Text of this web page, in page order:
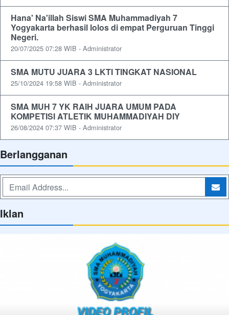
Hana' Na'illah Siswi SMA Muhammadiyah 7
Yogyakarta berhasil lolos di empat Perguruan Tinggi
Negeri.
20/07/2025 07:28 WIB - Administrator
SMA MUTU JUARA 3 LKTI TINGKAT NASIONAL
25/10/2024 19:58 WIB - Administrator
SMA MUH 7 YK RAIH JUARA UMUM PADA
KOMPETISI ATLETIK MUHAMMADIYAH DIY
26/08/2024 07:37 WIB - Administrator
Berlangganan
Iklan